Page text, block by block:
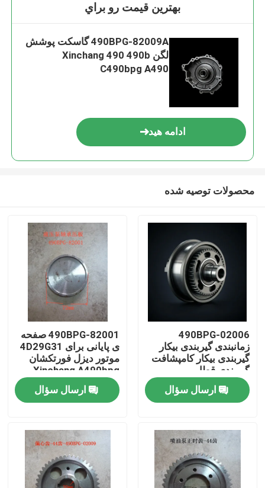
محصولات
ویدیو
بهترين قيمت رو براي
490BPG-82009A گاسکت پوشش
لگن Xinchang 490 490b
C490bpg A490
ادامه هید
محصولات توصیه شده
490BPG-02006
زمانبندی گیربندی بیکار
گیربندی بیکار کامپشافت
گیربندی قطار
ارسال سؤال
490BPG-82001 صفحه
ی پایانی برای 4D29G31
موتور دیزل فورتکشان
Xinchang A490bpg
ارسال سؤال